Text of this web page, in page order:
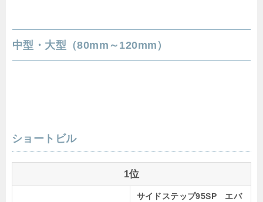
中型・大型（80mm～120mm）
ショートビル
1位
サイドステップ95SP エバ